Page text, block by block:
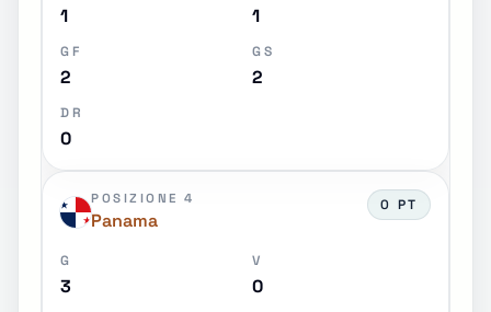
1 1
GF
2
GS
2
DR
0
POSIZIONE 4
Panama
0 PT
G
3
V
0